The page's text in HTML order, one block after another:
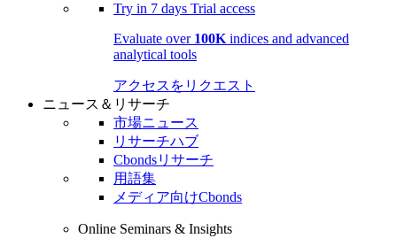
Try in 7 days Trial access
Evaluate over 100K indices and advanced
analytical tools
アクセスをリクエスト
ニュース＆リサーチ
市場ニュース
リサーチハブ
Cbondsリサーチ
用語集
メディア向けCbonds
Online Seminars & Insights